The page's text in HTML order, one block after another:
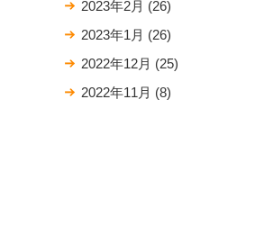
2023年2月 (26)
2023年1月 (26)
2022年12月 (25)
2022年11月 (8)